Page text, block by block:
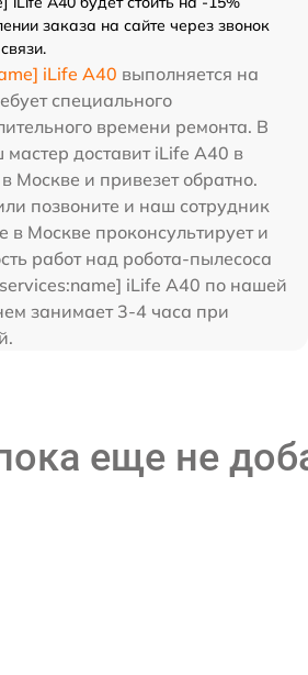
заказа на сайте через звонок
iLife A40 выполняется на
специального
времени ремонта. В
доставит iLife A40 в
Москве и привезет обратно.
позвоните и наш сотрудник
в Москве проконсультирует и
работ над робота-пылесоса
iLife A40 по нашей
занимает 3-4 часа при
еще не